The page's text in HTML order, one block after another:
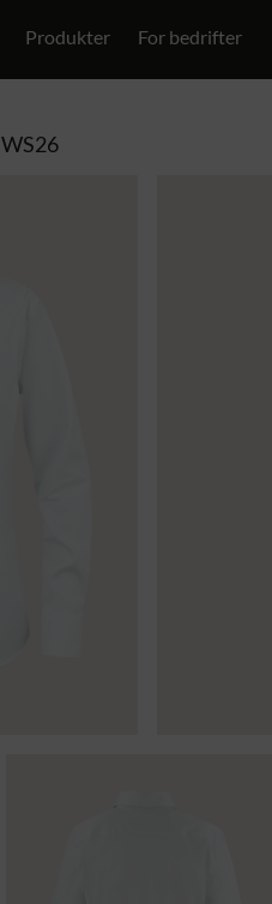
Produkter For bedrifter
WS26